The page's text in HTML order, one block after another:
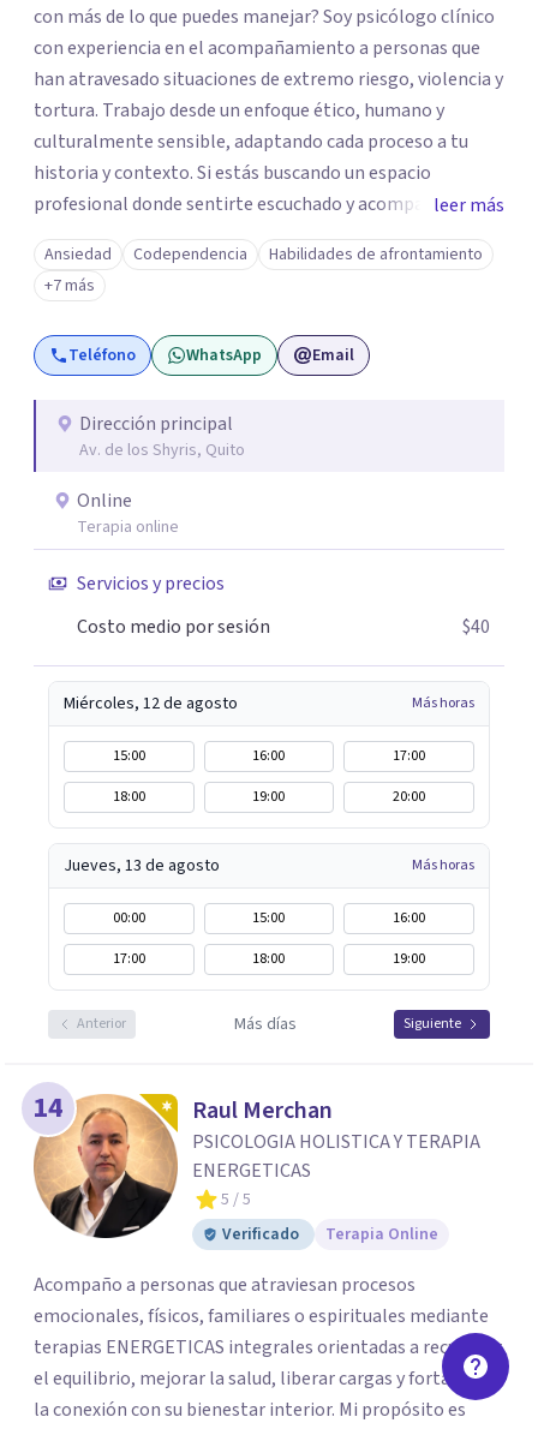
con más de lo que puedes manejar? Soy psicólogo clínico
con experiencia en el acompañamiento a personas que
han atravesado situaciones de extremo riesgo, violencia y
tortura. Trabajo desde un enfoque ético, humano y
culturalmente sensible, adaptando cada proceso a tu
historia y contexto. Si estás buscando un espacio
profesional donde sentirte escuchado y acompañado con
seriedad, cercanía y libre de estigmas, podemos trabajar
juntos. Lidero un equipo multidisciplinario de salud
mental en psicología clínica, infantojuvenil, familiar y
psicopedagogía. De esta manera, llevo procesos
integrales sostenidos y ajustados a tus necesidades.
leer más
Ansiedad Codependencia
Habilidades de afrontamiento
+7 más
Teléfono WhatsApp Email
Dirección principal
Av. de los Shyris, Quito
Online
Terapia online
Servicios y precios
Costo medio por sesión
$40
Miércoles, 12 de agosto Más horas
15:00 16:00
17:00
18:00
19:00 20:00
Jueves, 13 de agosto Más horas
00:00 15:00
16:00
17:00
18:00 19:00
Anterior Más días Siguiente
14 Raul Merchan
PSICOLOGIA HOLISTICA Y TERAPIA
ENERGETICAS
5 / 5
Verificado
Terapia Online
Acompaño a personas que atraviesan procesos
emocionales, físicos, familiares o espirituales mediante
terapias ENERGETICAS integrales orientadas a recuperar
el equilibrio, mejorar la salud, liberar cargas y fortalecer
la conexión con su bienestar interior. Mi propósito es